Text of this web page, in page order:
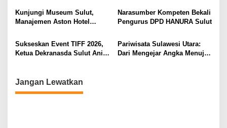
s
Pekerja dari Ancaman PHK
Kunjungi Museum Sulut,
Manajemen Aston Hotel
Kebudayaan Ke Wisatawan
Narasumber Kompeten Bekali
Pengurus DPD HANURA Sulut
Sukseskan Event TIFF 2026,
Ketua Dekranasda Sulut Anik
Pariwisata Sulawesi Utara:
Dari Mengejar Angka Menuju
Jangan Lewatkan